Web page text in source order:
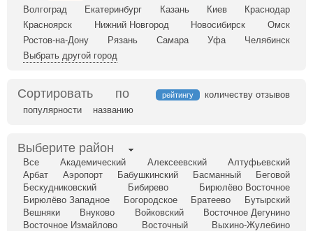
Волгоград
Екатеринбург Казань Киев
Краснодар
Красноярск
Нижний Новгород Новосибирск
Омск
Ростов-на-Дону
Рязань Самара Уфа
Челябинск
Выбрать другой город
Сортировать по рейтингу
количеству отзывов
популярности
названию
Выберите район
Все Академический Алексеевский
Алтуфьевский
Арбат
Аэропорт Бабушкинский Басманный
Беговой
Бескудниковский
Бибирево
Бирюлёво Восточное
Бирюлёво Западное
Богородское Братеево
Бутырский
Вешняки
Внуково Войковский
Восточное Дегунино
Восточное Измайлово
Восточный
Выхино-Жулебино